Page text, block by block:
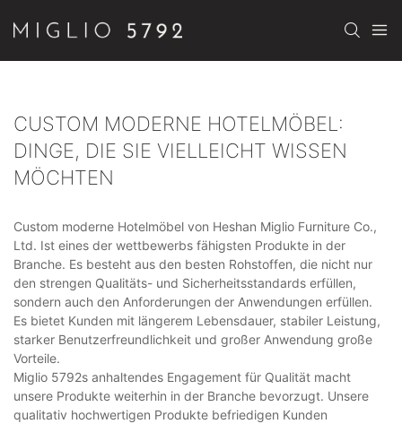
CUSTOM MODERNE HOTELMÖBEL:
DINGE, DIE SIE VIELLEICHT WISSEN
MÖCHTEN
Custom moderne Hotelmöbel von Heshan Miglio Furniture Co.,
Ltd. Ist eines der wettbewerbs fähigsten Produkte in der
Branche. Es besteht aus den besten Rohstoffen, die nicht nur
den strengen Qualitäts- und Sicherheitsstandards erfüllen,
sondern auch den Anforderungen der Anwendungen erfüllen.
Es bietet Kunden mit längerem Lebensdauer, stabiler Leistung,
starker Benutzerfreundlichkeit und großer Anwendung große
Vorteile.
Miglio 5792s anhaltendes Engagement für Qualität macht
unsere Produkte weiterhin in der Branche bevorzugt. Unsere
qualitativ hochwertigen Produkte befriedigen Kunden